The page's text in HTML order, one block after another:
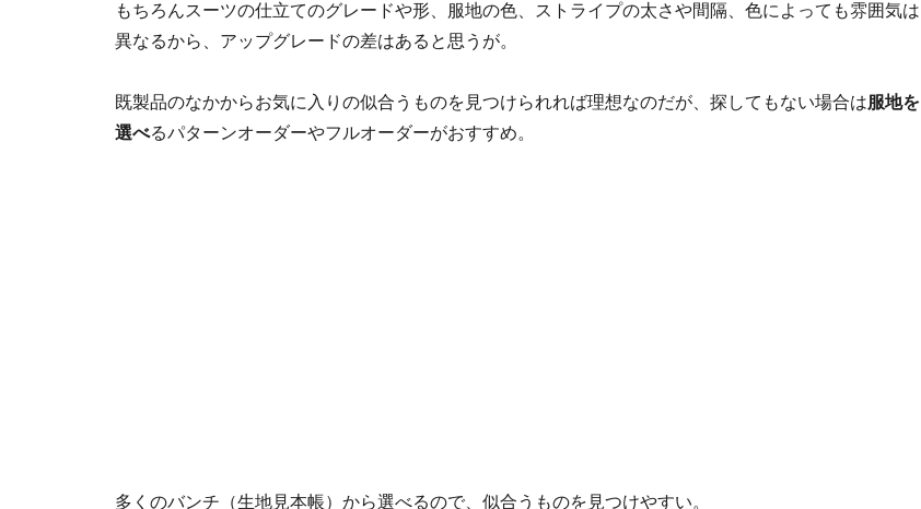
もちろんスーツの仕立てのグレードや形、服地の色、ストライプの太さや間隔、色によっても雰囲気は
異なるから、アップグレードの差はあると思うが。
既製品のなかからお気に入りの似合うものを見つけられれば理想なのだが、探してもない場合は服地を
選べるパターンオーダーやフルオーダーがおすすめ。
多くのバンチ（生地見本帳）から選べるので、似合うものを見つけやすい。